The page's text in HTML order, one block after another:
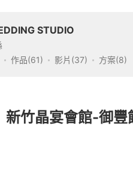
STUDIO
作品(61) 影片(37) 方案(8)
新竹晶宴會館-御